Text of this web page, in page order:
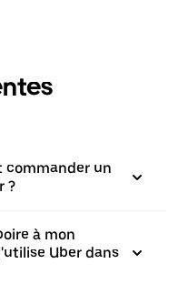
commander un
?
à mon
Uber dans